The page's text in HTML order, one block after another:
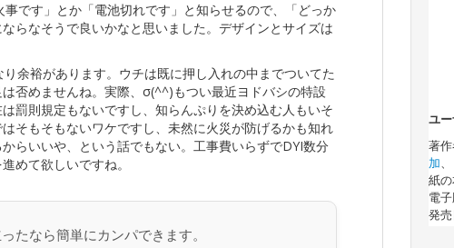
です」とか「電池切れです」と知らせるので、「どっか
らなそうで良いかなと思いました。デザインとサイズは
余裕があります。ウチは既に押し入れの中までついてた
否めませんね。実際、σ(^^)もつい最近ヨドバシの特設
罰則規定もないですし、知らんぷりを決め込む人もいそ
そもそもないワケですし、未然に火災が防げるかも知れ
らいいや、という話でもない。工事費いらずでDYI数分
めて欲しいですね。
たなら簡単にカンパできます。